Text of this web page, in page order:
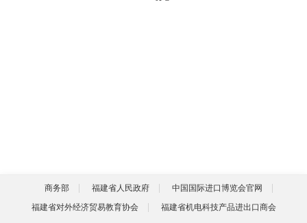
商务部 福建省人民政府
中国国际进口博览会官网
福建省对外经济贸易教育协会
福建省机电科技产品进出口商会